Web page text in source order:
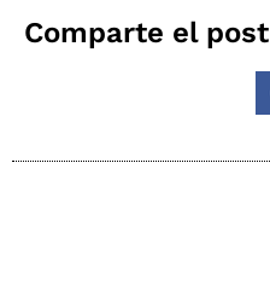
Comparte el post